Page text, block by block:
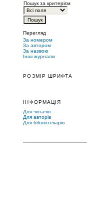
Пошук за критерієм
Перегляд
За номером
За автором
За назвою
Інші журнали
РОЗМІР ШРИФТА
ІНФОРМАЦІЯ
Для читачів
Для авторів
Для бібліотекарів